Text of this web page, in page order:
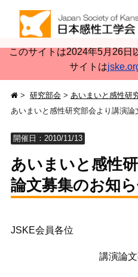
このサイトは2024年5月26日
サイトは
研究部会
あいまいと感性研
あいまいと感性研究部会より講演論
開催日：2010/11/13
あいまいと感性
論文募集のお知
JSKE会員各位
講演論文募